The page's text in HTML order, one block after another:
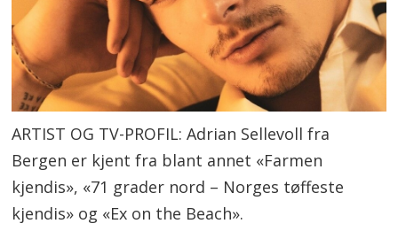
ARTIST OG TV-PROFIL: Adrian Sellevoll fra
Bergen er kjent fra blant annet «Farmen
kjendis», «71 grader nord – Norges tøffeste
kjendis» og «Ex on the Beach».